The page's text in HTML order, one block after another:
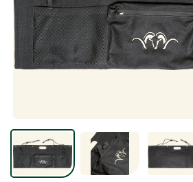
Måltavlor
Optik
Skapa konto